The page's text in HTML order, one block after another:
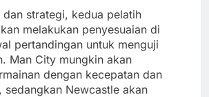
strategi, kedua pelatih
melakukan penyesuaian di
pertandingan untuk menguji
Man City mungkin akan
dengan kecepatan dan
sedangkan Newcastle akan